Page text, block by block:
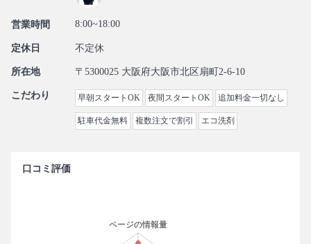
営業時間 8:00~18:00
定休日 不定休
所在地 〒5300025 大阪府大阪市北区扇町2-6-10
こだわり 早朝スタートOK 夜間スタートOK 追加料金一切なし
駐車代金無料 複数注文で割引 エコ洗剤
口コミ評価